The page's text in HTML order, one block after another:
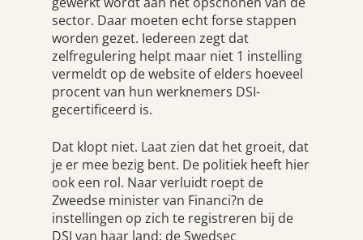
sector. Daar moeten echt forse stappen
worden gezet. Iedereen zegt dat
zelfregulering helpt maar niet 1 instelling
vermeldt op de website of elders hoeveel
procent van hun werknemers DSI-
gecertificeerd is.
Dat klopt niet. Laat zien dat het groeit, dat
je er mee bezig bent. De politiek heeft hier
ook een rol. Naar verluidt roept de
Zweedse minister van Financi?n de
instellingen op zich te registreren bij de
DSI van haar land: de Swedsec